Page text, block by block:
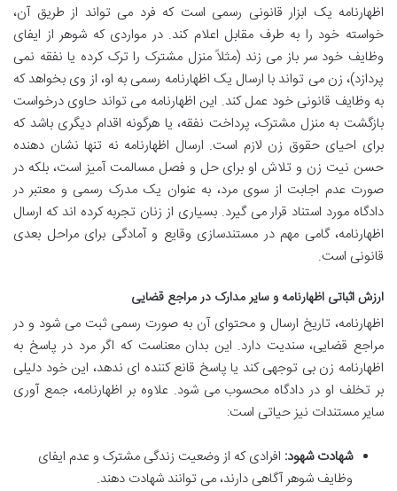
اظهارنامه یک ابزار قانونی رسمی است که فرد می تواند از طریق آن،
خواسته خود را به طرف مقابل اعلام کند. در مواردی که شوهر از ایفای
وظایف خود سر باز می زند (مثلاً منزل مشترک را ترک کرده یا نفقه نمی
پردازد)، زن می تواند با ارسال یک اظهارنامه رسمی به او، از وی بخواهد که
به وظایف قانونی خود عمل کند. این اظهارنامه می تواند حاوی درخواست
بازگشت به منزل مشترک، پرداخت نفقه، یا هرگونه اقدام دیگری باشد که
برای احیای حقوق زن لازم است. ارسال اظهارنامه نه تنها نشان دهنده
حسن نیت زن و تلاش او برای حل و فصل مسالمت آمیز است، بلکه در
صورت عدم اجابت از سوی مرد، به عنوان یک مدرک رسمی و معتبر در
دادگاه مورد استناد قرار می گیرد. بسیاری از زنان تجربه کرده اند که ارسال
اظهارنامه، گامی مهم در مستندسازی وقایع و آمادگی برای مراحل بعدی
قانونی است.
ارزش اثباتی اظهارنامه و سایر مدارک در مراجع قضایی
اظهارنامه، تاریخ ارسال و محتوای آن به صورت رسمی ثبت می شود و در
مراجع قضایی، سندیت دارد. این بدان معناست که اگر مرد در پاسخ به
اظهارنامه زن بی توجهی کند یا پاسخ قانع کننده ای ندهد، این خود دلیلی
بر تخلف او در دادگاه محسوب می شود. علاوه بر اظهارنامه، جمع آوری
سایر مستندات نیز حیاتی است:
شهادت شهود: افرادی که از وضعیت زندگی مشترک و عدم ایفای
وظایف شوهر آگاهی دارند، می توانند شهادت دهند.